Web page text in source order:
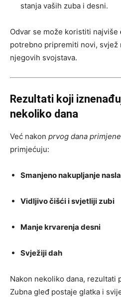
stanja vaših zuba i desni.
Odvar se može koristiti najviše
potrebno pripremiti novi, svjež
njegovih svojstava.
Rezultati koji
nekoliko dana
Već nakon prvog dana primjene
primjećuju:
Smanjeno nakupljanje
Vidljivo čišći i svjetliji zubi
Manje krvarenja desni
Svježiji dah
Nakon nekoliko dana, rezultati
Zubna gleđ postaje glatka i